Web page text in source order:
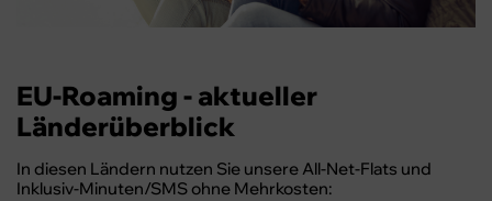
EU-Roaming - aktueller
Länderüberblick
In diesen Ländern nutzen Sie unsere All-Net-Flats und
Inklusiv-Minuten/SMS ohne Mehrkosten: